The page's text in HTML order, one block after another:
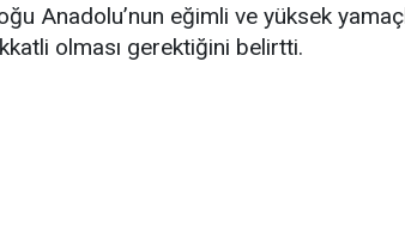
Anadolu’nun eğimli ve yüksek
olması gerektiğini belirtti.